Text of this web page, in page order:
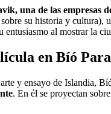
una de las empresas
sobre su historia y
entusiasmo al mostrar la
en Bíó
y ensayo de Islandia,
. En él se proyectan